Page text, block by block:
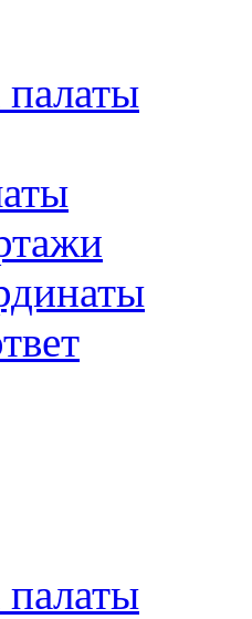
палаты
палаты